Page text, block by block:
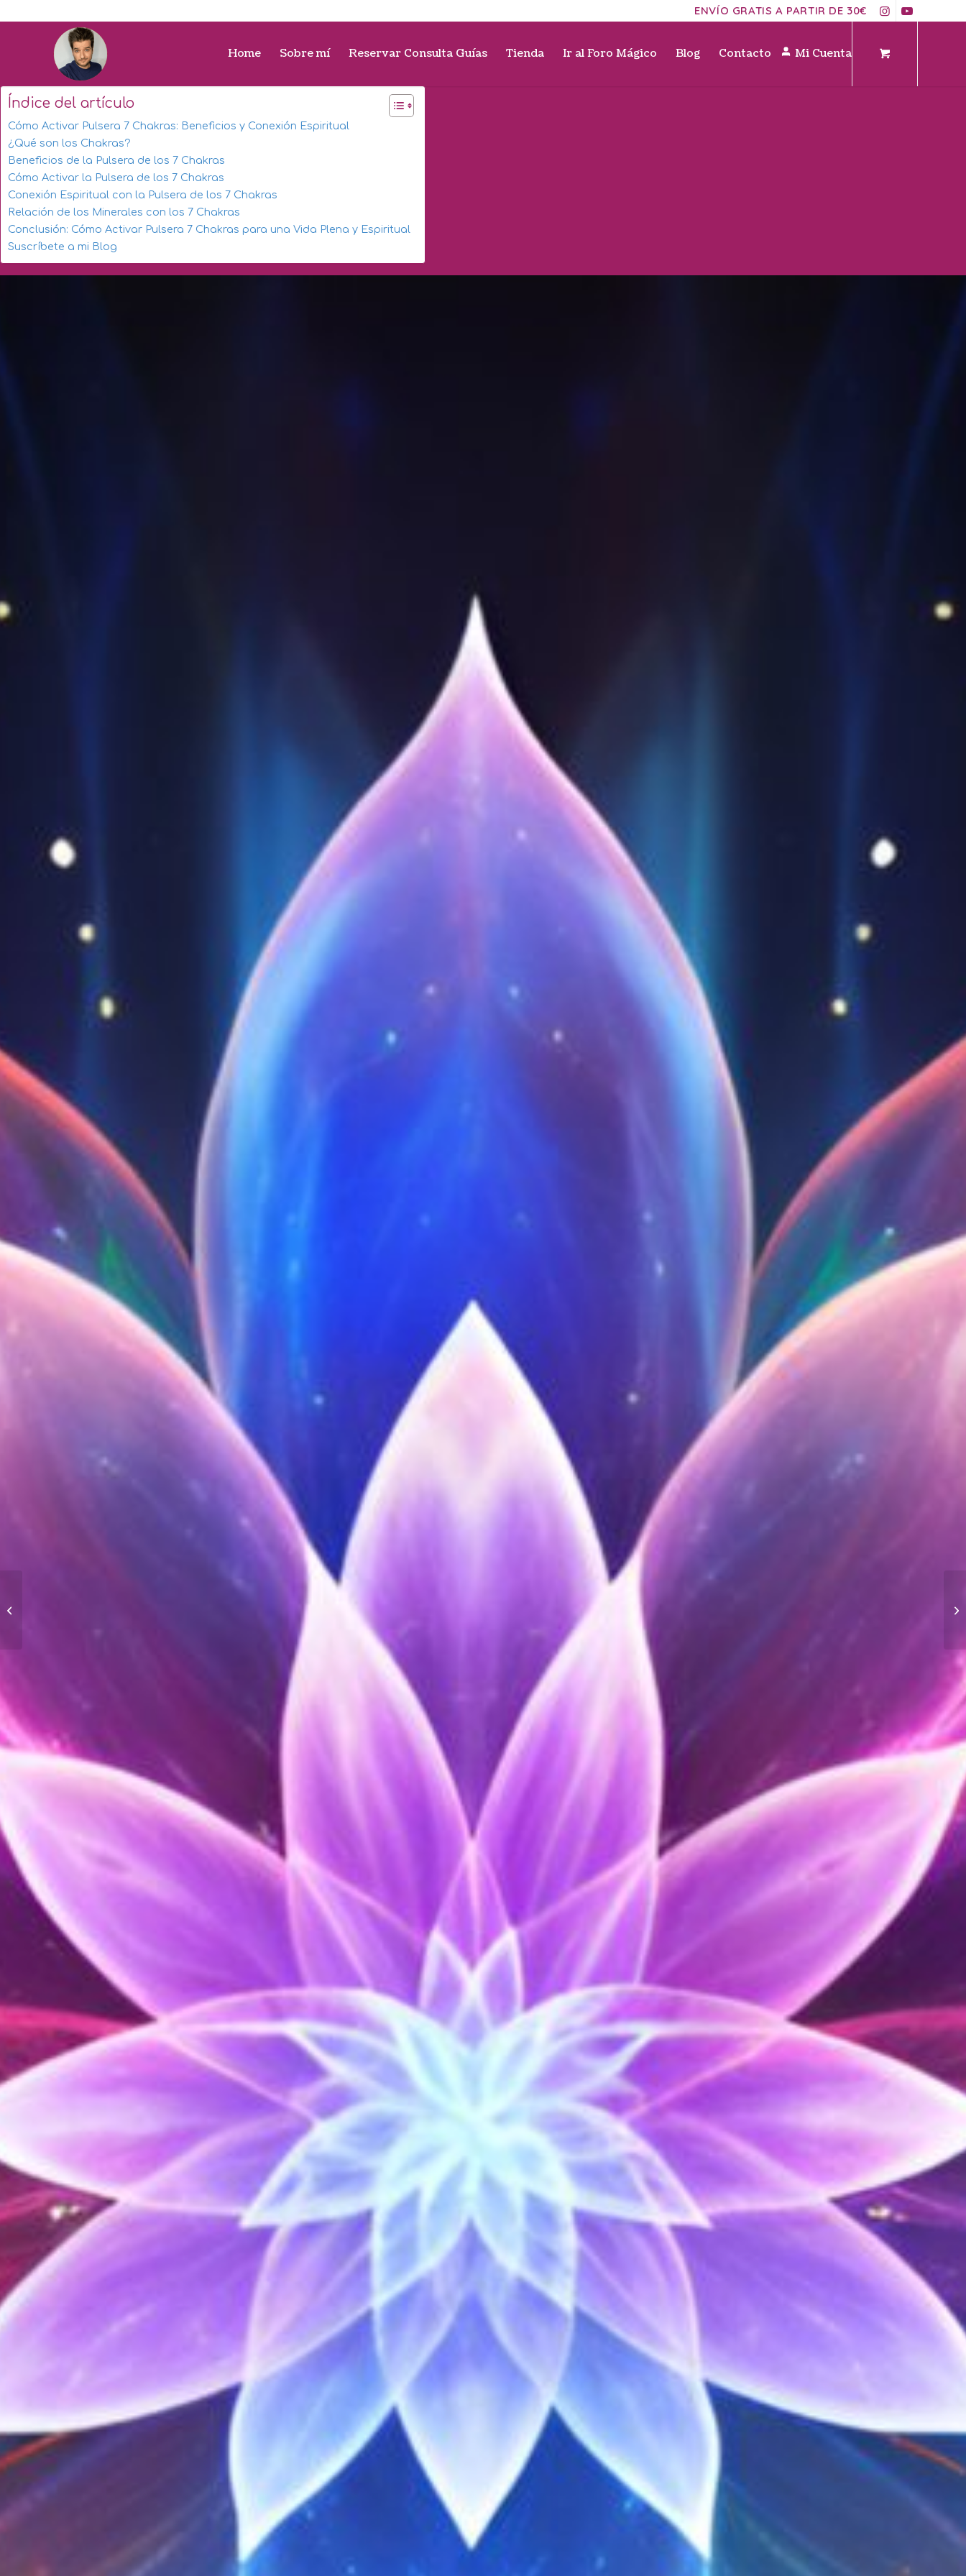
ENVÍO GRATIS A PARTIR DE 30€
Home Sobre mí Reservar Consulta Guías Tienda Ir al Foro Mágico Blog Contacto Mi Cuenta
Índice del artículo
Cómo Activar Pulsera 7 Chakras: Beneficios y Conexión Espiritual
¿Qué son los Chakras?
Beneficios de la Pulsera de los 7 Chakras
Cómo Activar la Pulsera de los 7 Chakras
Conexión Espiritual con la Pulsera de los 7 Chakras
Relación de los Minerales con los 7 Chakras
Conclusión: Cómo Activar Pulsera 7 Chakras para una Vida Plena y Espiritual
Suscríbete a mi Blog